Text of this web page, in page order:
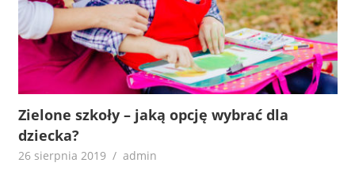
Zielone szkoły – jaką opcję wybrać dla
dziecka?
26 sierpnia 2019 admin